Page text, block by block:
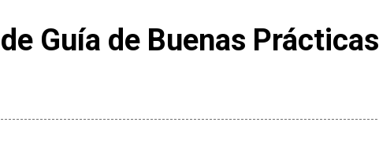
Guía de Buenas Prácticas